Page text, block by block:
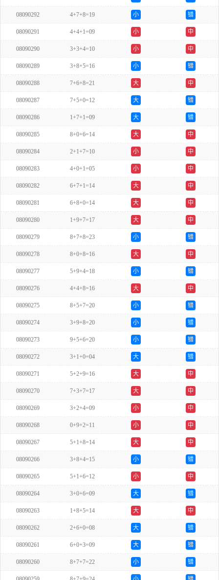
08090292 4+7+8=19 小 错
08090291 4+4+1=09 小 中
08090290 3+3+4=10 小 中
08090289 3+8+5=16 小 错
08090288 7+6+8=21 大 中
08090287 7+5+0=12 大 错
08090286 1+7+1=09 大 错
08090285 8+0+6=14 大 中
08090284 2+1+7=10 小 中
08090283 4+0+1=05 小 中
08090282 6+7+1=14 大 中
08090281 6+8+0=14 大 中
08090280 1+9+7=17 大 中
08090279 8+7+8=23 小 错
08090278 8+0+8=16 大 中
08090277 5+9+4=18 小 错
08090276 4+4+8=16 大 中
08090275 8+5+7=20 小 错
08090274 3+9+8=20 小 错
08090273 9+5+6=20 小 错
08090272 3+1+0=04 大 错
08090271 5+2+9=16 大 中
08090270 7+3+7=17 大 中
08090269 3+2+4=09 小 中
08090268 0+9+2=11 小 中
08090267 5+1+8=14 大 中
08090266 3+8+4=15 小 错
08090265 5+1+6=12 小 中
08090264 3+0+6=09 大 错
08090263 1+8+5=14 大 中
08090262 2+6+0=08 大 错
08090261 6+0+3=09 大 错
08090260 8+7+7=22 小 错